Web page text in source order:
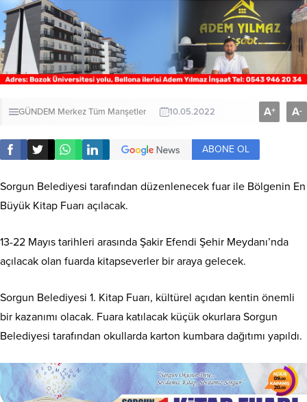
GÜNDEM MerkezTüm Manşetler 10.05.2022 A+ A-
ABONE OL
Sorgun Belediyesi tarafından düzenlenecek fuar ile Bölgenin En
Büyük Kitap Fuarı açılacak.
13-22 Mayıs tarihleri arasında Şakir Efendi Şehir Meydanı’nda
açılacak olan fuarda kitapseverler bir araya gelecek.
Sorgun Belediyesi 1. Kitap Fuarı, kültürel açıdan kentin önemli
bir kazanımı olacak. Fuara katılacak küçük okurlara Sorgun
Belediyesi tarafından okullarda karton kumbara dağıtımı yapıldı.